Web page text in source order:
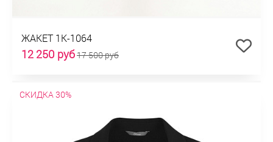
ЖАКЕТ 1К-1064
12 250 руб17 500 руб
СКИДКА 30%